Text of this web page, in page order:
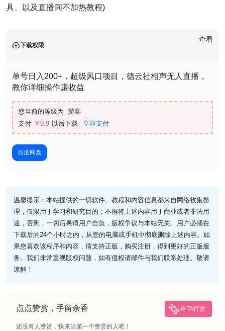
具、以及直播间不加热教程)
下载权限
查看
单号日入200+，超级风口项目，德云社相声无人直播，
教你详细操作赚收益
您当前的等级为 游客
支付 ￥9.9 以后下载 立即支付
百度网盘
温馨提示：本站提供的一切软件、教程和内容信息都来自网络收集整
理，仅限用于学习和研究目的；不得将上述内容用于商业或者非法用
途，否则，一切后果请用户自负，版权争议与本站无关。用户必须在
下载后的24个小时之内，从您的电脑或手机中彻底删除上述内容。如
果您喜欢该程序和内容，请支持正版，购买注册，得到更好的正版服
务。我们非常重视版权问题，如有侵权请邮件与我们联系处理。敬请
谅解！
点点赞赏，手留余香 给TA打赏
还没有人赞赏，快来当第一个赞赏的人吧！